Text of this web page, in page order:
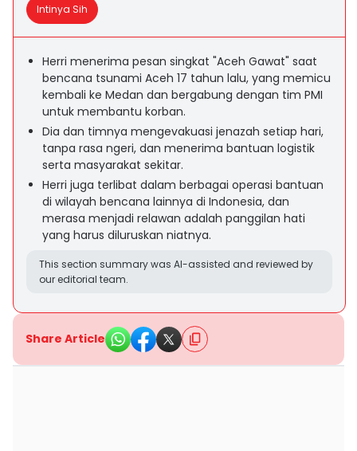
Intinya Sih
Herri menerima pesan singkat "Aceh Gawat" saat
bencana tsunami Aceh 17 tahun lalu, yang memicu
kembali ke Medan dan bergabung dengan tim PMI
untuk membantu korban.
Dia dan timnya mengevakuasi jenazah setiap hari,
tanpa rasa ngeri, dan menerima bantuan logistik
serta masyarakat sekitar.
Herri juga terlibat dalam berbagai operasi bantuan
di wilayah bencana lainnya di Indonesia, dan
merasa menjadi relawan adalah panggilan hati
yang harus diluruskan niatnya.
This section summary was AI-assisted and reviewed by
our editorial team.
Share Article